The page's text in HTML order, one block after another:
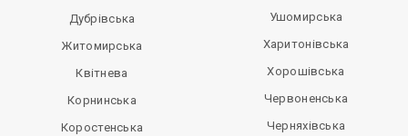
Дубрівська
Житомирська
Квітнева
Корнинська
Коростенська
Ушомирська
Харитонівська
Хорошівська
Червоненська
Черняхівська